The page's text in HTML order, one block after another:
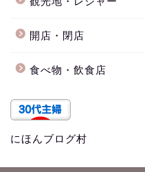
開店・閉店
食べ物・飲食店
にほんブログ村